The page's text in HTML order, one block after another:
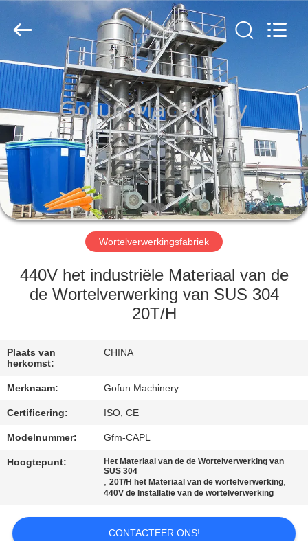
HUIS
PRODUCTEN
VIDEOS
VR-
SHOW
ONGEVEER
ONS
CONTACTEER
ONS
GEVALLEN
Ltd..
Wortelverwerkingsfabriek
440V het industriële Materiaal van de
de Wortelverwerking van SUS 304
20T/H
Plaats van
herkomst:
CHINA
Merknaam: Gofun Machinery
Certificering: ISO, CE
Modelnummer: Gfm-CAPL
Hoogtepunt:
Het Materiaal van de de Wortelverwerking van
SUS 304
,20T/H het Materiaal van de wortelverwerking,
440V de Installatie van de wortelverwerking
CONTACTEER ONS!